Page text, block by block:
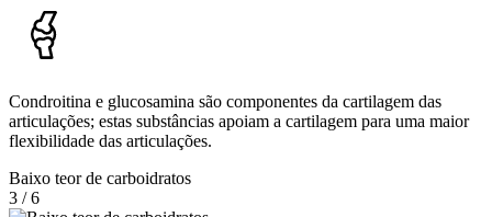
Condroitina e glucosamina são componentes da cartilagem das
articulações; estas substâncias apoiam a cartilagem para uma maior
flexibilidade das articulações.
Baixo teor de carboidratos
3 /6